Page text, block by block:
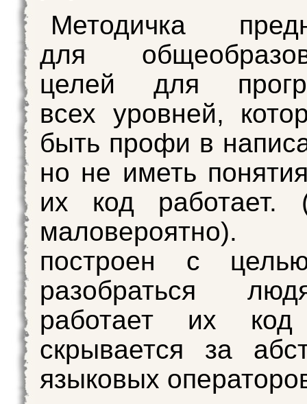
Методичка
для
целей для
всех уровней,
быть профи в
но не иметь
их код работает.
маловероятно).
построен с
разобраться
работает их
скрывается за
языковых